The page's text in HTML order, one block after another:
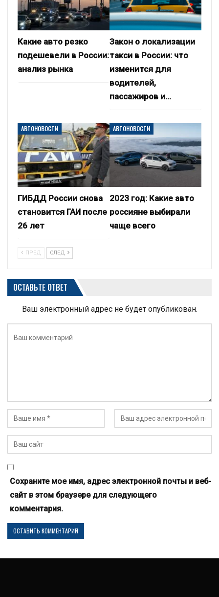
Какие авто резко
подешевели в России:
анализ рынка
Закон о локализации
такси в России: что
изменится для
водителей,
пассажиров и…
АВТОНОВОСТИ
ГИБДД России снова
становится ГАИ после
26 лет
АВТОНОВОСТИ
2023 год: Какие авто
россияне выбирали
чаще всего
ПРЕД СЛЕД
ОСТАВЬТЕ ОТВЕТ
Ваш электронный адрес не будет опубликован.
Сохраните мое имя, адрес электронной почты и веб-
сайт в этом браузере для следующего
комментария.